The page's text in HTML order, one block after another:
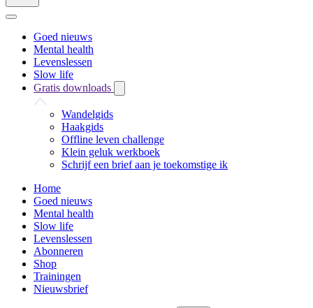
Goed nieuws
Mental health
Levenslessen
Slow life
Gratis downloads
Wandelgids
Haakgids
Offline leven challenge
Klein geluk werkboek
Schrijf een brief aan je toekomstige ik
Home
Goed nieuws
Mental health
Slow life
Levenslessen
Abonneren
Shop
Trainingen
Nieuwsbrief